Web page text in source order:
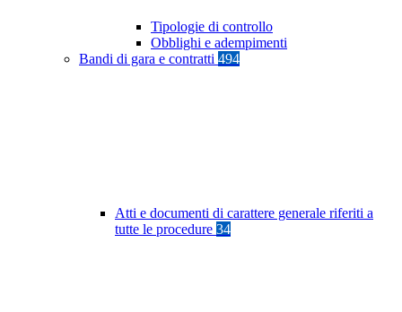
Tipologie di controllo
Obblighi e adempimenti
Bandi di gara e contratti 494
Atti e documenti di carattere generale riferiti a
tutte le procedure 34